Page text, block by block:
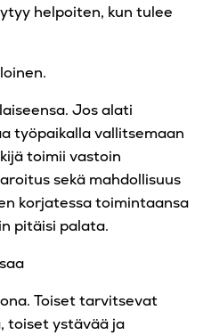
helpoiten, kun tulee
Jos alati
työpaikalla vallitsemaan
toimii vastoin
sekä mahdollisuus
korjatessa toimintaansa
pitäisi palata.
Toiset tarvitsevat
toiset ystävää ja